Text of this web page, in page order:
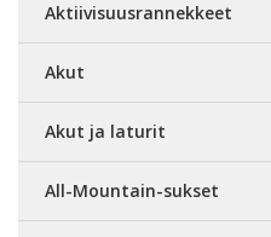
Aktiivisuusrannekkeet
Akut
Akut ja laturit
All-Mountain-sukset